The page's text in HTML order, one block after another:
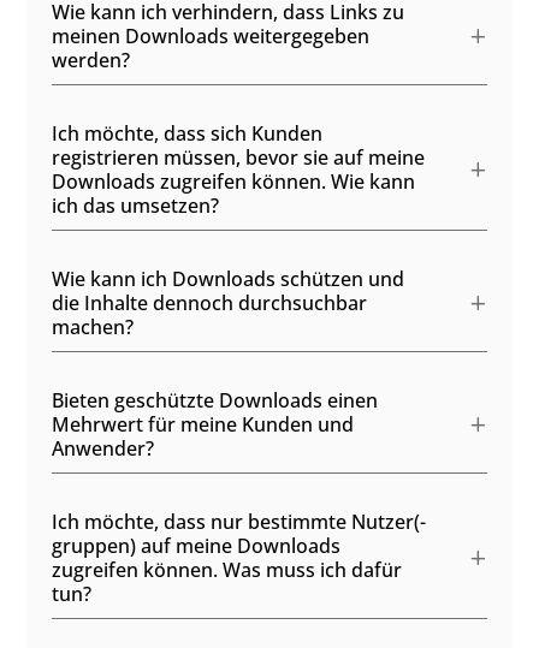
Wie kann ich verhindern, dass Links zu
meinen Downloads weitergegeben
werden?
Ich möchte, dass sich Kunden
registrieren müssen, bevor sie auf meine
Downloads zugreifen können. Wie kann
ich das umsetzen?
Wie kann ich Downloads schützen und
die Inhalte dennoch durchsuchbar
machen?
Bieten geschützte Downloads einen
Mehrwert für meine Kunden und
Anwender?
Ich möchte, dass nur bestimmte Nutzer(-
gruppen) auf meine Downloads
zugreifen können. Was muss ich dafür
tun?